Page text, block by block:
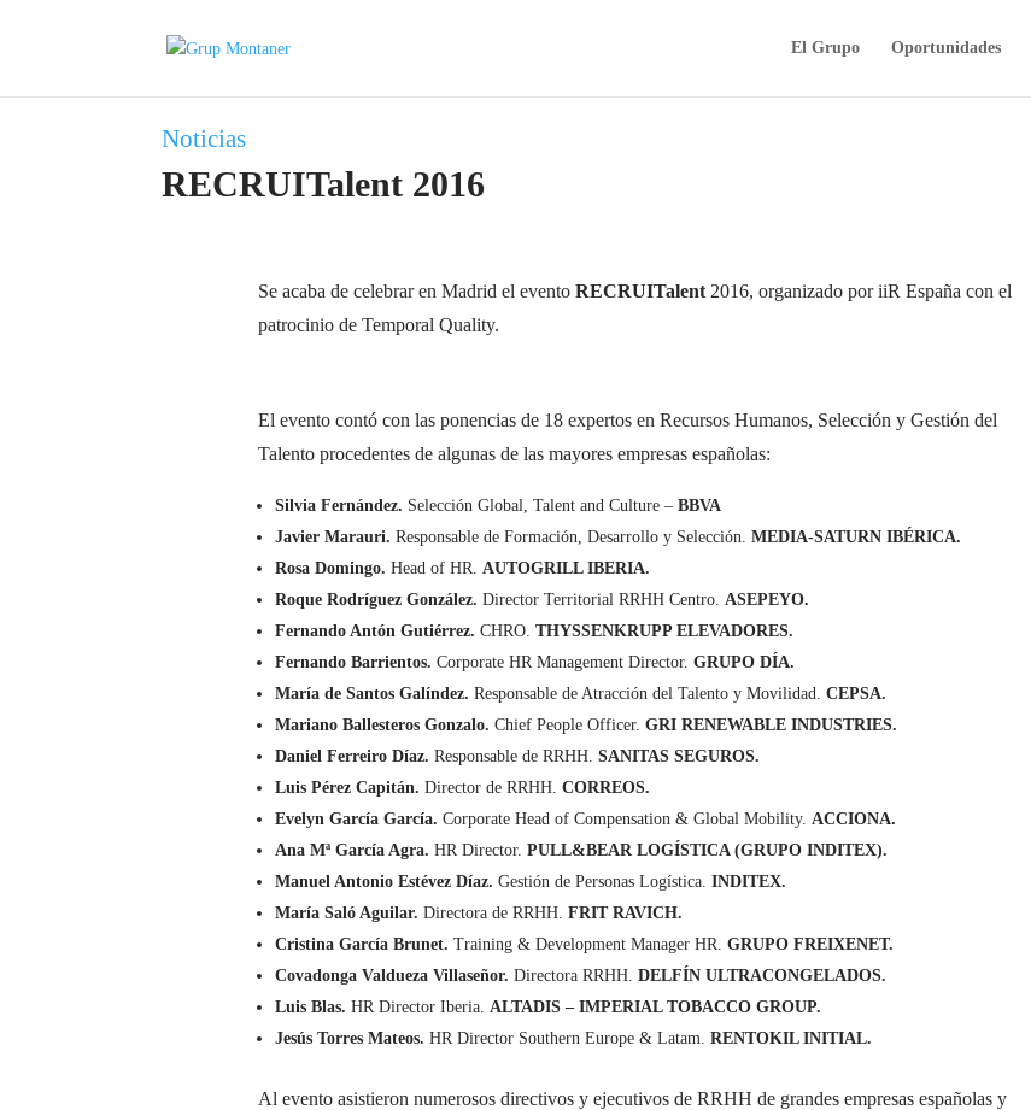
El Grupo Oportunidades
RECRUITalent 2016
Noticias
Se acaba de celebrar en Madrid el evento RECRUITalent2016, organizado por iiR España con el
patrocinio de Temporal Quality.
El evento contó con las ponencias de 18 expertos en Recursos Humanos, Selección y Gestión del
Talento procedentes de algunas de las mayores empresas españolas:
Silvia Fernández. Selección Global, Talent and Culture – BBVA
Javier Marauri. Responsable de Formación, Desarrollo y Selección. MEDIA-SATURN IBÉRICA.
Rosa Domingo. Head of HR. AUTOGRILL IBERIA.
Roque Rodríguez González. Director Territorial RRHH Centro. ASEPEYO.
Fernando Antón Gutiérrez. CHRO. THYSSENKRUPP ELEVADORES.
Fernando Barrientos. Corporate HR Management Director. GRUPO DÍA.
María de Santos Galíndez. Responsable de Atracción del Talento y Movilidad. CEPSA.
Mariano Ballesteros Gonzalo. Chief People Officer. GRI RENEWABLE INDUSTRIES.
Daniel Ferreiro Díaz. Responsable de RRHH. SANITAS SEGUROS.
Luis Pérez Capitán. Director de RRHH. CORREOS.
Evelyn García García. Corporate Head of Compensation & Global Mobility. ACCIONA.
Ana Mª García Agra. HR Director. PULL&BEAR LOGÍSTICA (GRUPO INDITEX).
Manuel Antonio Estévez Díaz. Gestión de Personas Logística. INDITEX.
María Saló Aguilar. Directora de RRHH. FRIT RAVICH.
Cristina García Brunet. Training & Development Manager HR. GRUPO FREIXENET.
Covadonga Valdueza Villaseñor. Directora RRHH. DELFÍN ULTRACONGELADOS.
Luis Blas. HR Director Iberia. ALTADIS – IMPERIAL TOBACCO GROUP.
Jesús Torres Mateos. HR Director Southern Europe & Latam. RENTOKIL INITIAL.
Al evento asistieron numerosos directivos y ejecutivos de RRHH de grandes empresas españolas y